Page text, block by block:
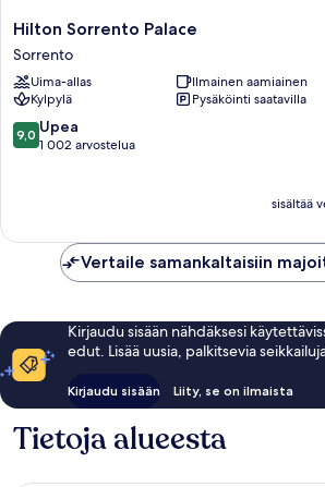
Hilton
Sorrento
Palace
Sorrento
Hilton Sorrento Palace
Sorrento
Uima-allas
Ilmainen aamiainen
Kylpylä
Pysäköinti saatavilla
9.0
kautta
9,0 Upea
1 002 arvostelua
sisältää
Vertaile samankaltaisiin
Kirjaudu sisään nähdäksesi
edut. Lisää uusia, palkitsevia
Kirjaudu sisään Liity, se on ilmaista
Tietoja alueesta